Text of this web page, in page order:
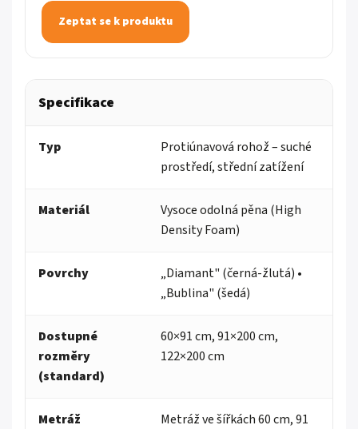
Zeptat se k produktu
Specifikace
Typ
Protiúnavová rohož – suché
prostředí, střední zatížení
Materiál
Vysoce odolná pěna (High
Density Foam)
Povrchy
„Diamant" (černá-žlutá) •
„Bublina" (šedá)
Dostupné
rozměry
(standard)
60×91 cm, 91×200 cm,
122×200 cm
Metráž
Metráž ve šířkách 60 cm, 91